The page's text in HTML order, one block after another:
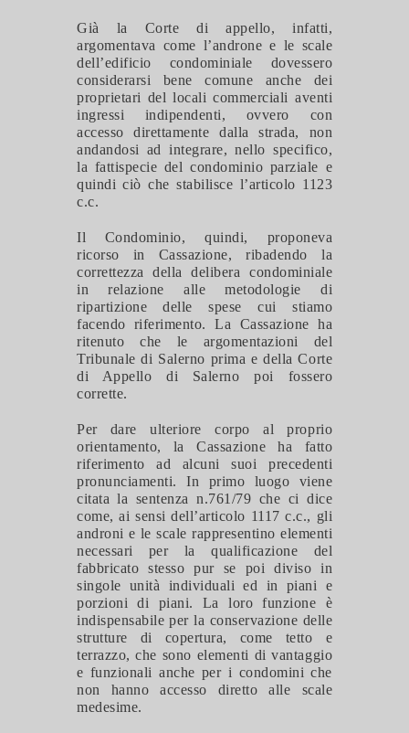
Già la Corte di appello, infatti,
argomentava come l’androne e le scale
dell’edificio condominiale dovessero
considerarsi bene comune anche dei
proprietari del locali commerciali aventi
ingressi indipendenti, ovvero con
accesso direttamente dalla strada, non
andandosi ad integrare, nello specifico,
la fattispecie del condominio parziale e
quindi ciò che stabilisce l’articolo 1123
c.c.
Il Condominio, quindi, proponeva
ricorso in Cassazione, ribadendo la
correttezza della delibera condominiale
in relazione alle metodologie di
ripartizione delle spese cui stiamo
facendo riferimento. La Cassazione ha
ritenuto che le argomentazioni del
Tribunale di Salerno prima e della Corte
di Appello di Salerno poi fossero
corrette.
Per dare ulteriore corpo al proprio
orientamento, la Cassazione ha fatto
riferimento ad alcuni suoi precedenti
pronunciamenti. In primo luogo viene
citata la sentenza n.761/79 che ci dice
come, ai sensi dell’articolo 1117 c.c., gli
androni e le scale rappresentino elementi
necessari per la qualificazione del
fabbricato stesso pur se poi diviso in
singole unità individuali ed in piani e
porzioni di piani. La loro funzione è
indispensabile per la conservazione delle
strutture di copertura, come tetto e
terrazzo, che sono elementi di vantaggio
e funzionali anche per i condomini che
non hanno accesso diretto alle scale
medesime.